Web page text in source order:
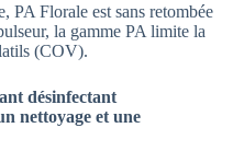
PA Florale est sans retombée
la gamme PA limite la
(COV).
désinfectant
nettoyage et une